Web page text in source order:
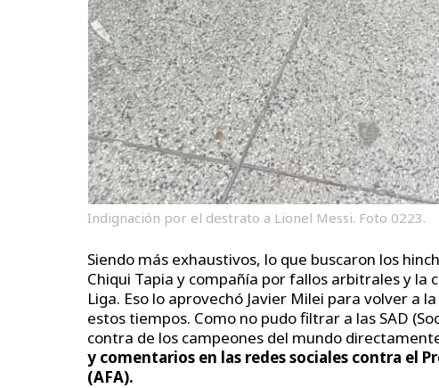
Indignación por el destrato a Lionel Messi. Foto 0223.
Siendo más exhaustivos, lo que buscaron los
Chiqui Tapia y compañía por fallos arbitrales y la
Liga. Eso lo aprovechó Javier Milei para volver a
estos tiempos. Como no pudo filtrar a las SAD
contra de los campeones del mundo
y comentarios en las redes sociales contra el
(AFA).